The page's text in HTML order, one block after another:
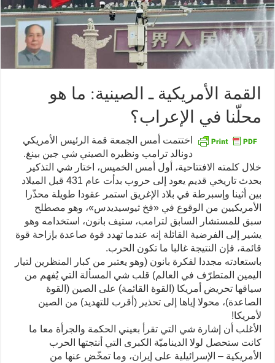
القمة الأمريكية ـ الصينية: ما هو
محلّنا في الإعراب؟
اختتمت أمس الجمعة قمة الرئيس الأمريكي
دونالد ترامب ونظيره الصيني شي جين بينغ.
خلال كلمته الافتتاحية، أول أمس الخميس، اختار شي التذكير
بحدث تاريخي قديم يعود إلى حروب بدأت عام 431 قبل الميلاد
بين أثينا وإسبرطة في بلاد الإغريق استمر عقودا طويلة محذّرا
الأمريكيين من الوقوع في «فخ ثيوسيديدس»، وهو مصطلح
سبق للمستشار السابق لترامب، ستيف بانون، استخدامه وهو
يشير إلى الفرضية القائلة إنه عندما تهدد قوة صاعدة بإزاحة قوة
قائمة، فإن النتيجة غالبا ما تكون الحرب.
باستعادته مجددا لفكرة بانون (وهو يعتبر من كبار المنظرين لتيار
اليمين المتطرّف في العالم) قلب شي المسألة التي يُفهم من
سياقها تحريض أمريكا (القوة القائمة) على الصين (القوة
الصاعدة)، محولا إياها إلى تحذير (أقرب للتهديد) من الصين
لأمريكا!
الأغلب أن إشارة شي التي تقرأ بعيني الحكمة والجرأة معا ما
كانت ستحصل لولا الديناميّة الكبرى التي أنتجتها الحرب
الأمريكية – الإسرائيلية على إيران، وما تمخّض عنها من